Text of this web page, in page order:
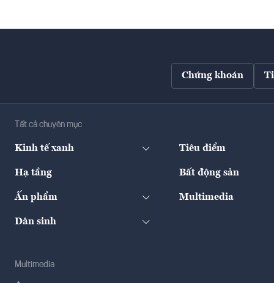
Chứng khoán
Tất cả chuyên mục
Kinh tế xanh Tiêu điểm
Hạ tầng Bất động sản
Ấn phẩm Multimedia
Dân sinh
Multimedia